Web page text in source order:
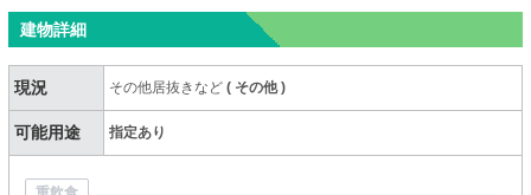
建物詳細
現況 その他居抜きなど( その他)
可能用途 指定あり